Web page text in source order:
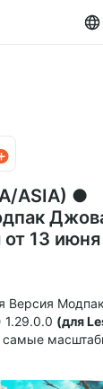
ASIA) ●
13 июня
Версия
1.29.0.0 (для
самые